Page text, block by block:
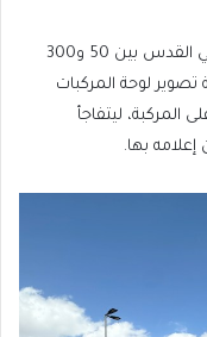
وتتراوح قيمة المخالفات على ركن المركبات في القدس بين 50 و300
تصوير لوحة المركبات
المركبة، ليتفاجأ
بها.